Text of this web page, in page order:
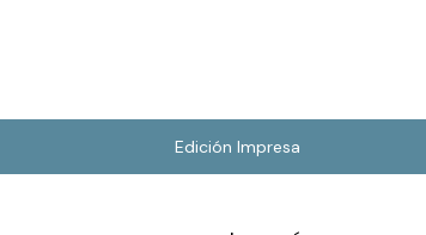
Edición Impresa